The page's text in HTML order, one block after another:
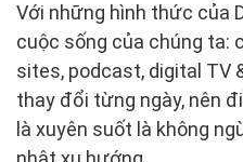
Với những hình thức của
cuộc sống của chúng ta:
sites, podcast, digital TV
thay đổi từng ngày, nên
là xuyên suốt là không